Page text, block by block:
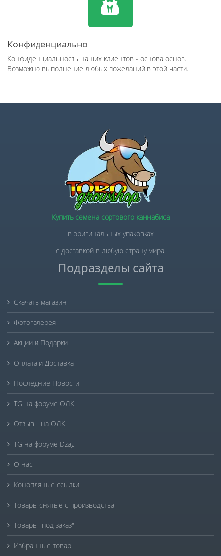
Конфиденциально
Конфиденциальность наших клиентов - основа основ.
Возможно выполнение любых пожеланий в этой части.
Купить семена сортового каннабиса
в оригинальных упаковках
с доставкой в любую страну мира.
Подразделы сайта
Скачать магазин
Фотогалерея
Акции и Подарки
Оплата и Доставка
Последние Новости
TG на форуме ОЛК
Отзывы на ОЛК
TG на форуме Dzagi
О нас
Конопляные ссылки
Товары снятые с производства
Товары "под заказ"
Избранные товары